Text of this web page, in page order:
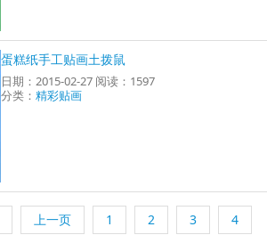
蛋糕纸手工贴画土拨鼠
日期：2015-02-27 阅读：1597
分类：精彩贴画
上一页 1 2 3
4